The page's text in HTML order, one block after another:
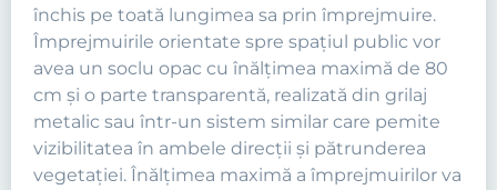
închis pe toată lungimea sa prin împrejmuire.
Împrejmuirile orientate spre spaţiul public vor
avea un soclu opac cu înălţimea maximă de 80
cm şi o parte transparentă, realizată din grilaj
metalic sau într-un sistem similar care pemite
vizibilitatea în ambele direcţii şi pătrunderea
vegetaţiei. Înălţimea maximă a împrejmuirilor va